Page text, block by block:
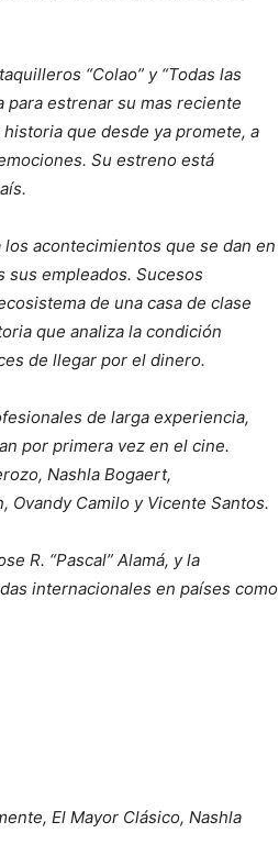
“Colao” y “Todas las
para estrenar su mas reciente
que desde ya promete, a
Su estreno está
acontecimientos que se dan en
sus empleados. Sucesos
de una casa de clase
que analiza la condición
de llegar por el dinero.
de larga experiencia,
por primera vez en el cine.
Nashla Bogaert,
Ovandy Camilo y Vicente Santos.
R. “Pascal” Alamá, y la
internacionales en países como
El Mayor Clásico, Nashla